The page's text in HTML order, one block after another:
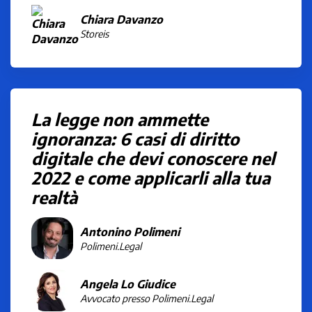
Chiara Davanzo
Storeis
La legge non ammette
ignoranza: 6 casi di diritto
digitale che devi conoscere nel
2022 e come applicarli alla tua
realtà
Antonino Polimeni
Polimeni.Legal
Angela Lo Giudice
Avvocato presso Polimeni.Legal